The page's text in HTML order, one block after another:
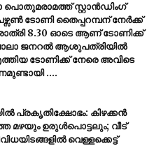
സ്റ്റാൻഡിംഗ്
ടോണി തൈപ്പറമ്പന് നേർക്ക്
8.30 ഓടെ ആണ് ടോണിക്ക്
പാലാ ജനറൽ ആശുപത്രിയിൽ
ടോണിക്ക് നേരെ അവിടെ
....
പ്രകൃതിക്ഷോഭം: കിഴക്കന്‍
മഴയും ഉരുള്‍പൊട്ടലും; വീട്
വെള്ളക്കെട്ട്